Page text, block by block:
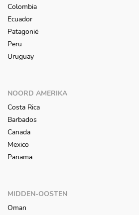
Colombia
Ecuador
Patagonië
Peru
Uruguay
NOORD AMERIKA
Costa Rica
Barbados
Canada
Mexico
Panama
MIDDEN-OOSTEN
Oman